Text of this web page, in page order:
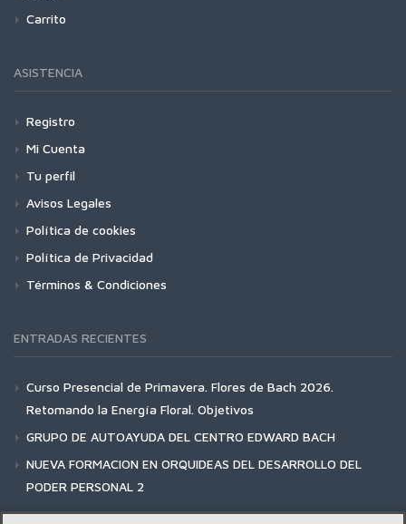
Carrito
ASISTENCIA
Registro
Mi Cuenta
Tu perfil
Avisos Legales
Política de cookies
Política de Privacidad
Términos & Condiciones
ENTRADAS RECIENTES
Curso Presencial de Primavera. Flores de Bach 2026.
Retomando la Energía Floral. Objetivos
GRUPO DE AUTOAYUDA DEL CENTRO EDWARD BACH
NUEVA FORMACION EN ORQUIDEAS DEL DESARROLLO DEL
PODER PERSONAL 2